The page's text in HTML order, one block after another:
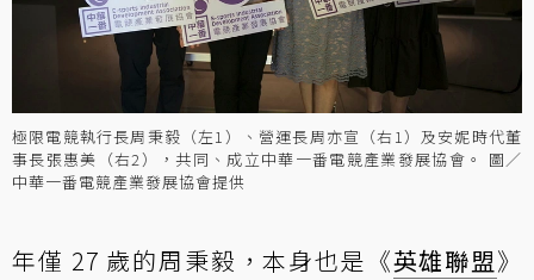
極限電競執行長周秉毅（左1）、營運長周亦宣（右1）及安妮時代董
事長張惠美（右2），共同、成立中華一番電競產業發展協會。 圖／
中華一番電競產業發展協會提供
年僅 27 歲的周秉毅，本身也是《英雄聯盟》